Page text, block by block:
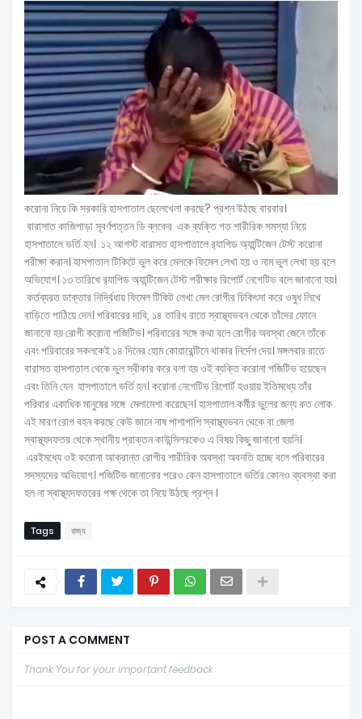
করোনা নিয়ে কি সরকারি হাসপাতাল ছেলেখেলা করছে? প্রশ্ন উঠছে বারবার।
বারাসাত কাজিপাড়া সূবর্ণপত্তন ডি ব্লকের এক ব্যক্তি গত শারীরিক সমস্যা নিয়ে
হাসপাতালে ভর্তি হন। ১২ আগস্ট বারাসত হাসপাতালে র‌্যাপিড অ্যান্টিজেন টেস্ট করোনা
পরীক্ষা করান। হাসপাতাল টিকিটে ভুল করে মেলকে ফিমেল লেখা হয় ও নাম ভুল লেখা হয় বলে
অভিযোগ। ১৩ তারিখে র‌্যাপিড অ্যান্টিজেন টেস্ট পরীক্ষার রিপোর্ট নেগেটিভ বলে জানানো হয়।
কর্তব্যরত ডাক্তার নির্দ্বিধায় ফিমেল টিকিট লেখা মেল রোগীর চিকিৎসা করে ওষুধ লিখে
বাড়িতে পাঠিয়ে দেন। পরিবারের দাবি, ১৪ তারিখ রাতে স্বাস্থ্যভবন থেকে তাঁদের ফোনে
জানানো হয় রোগী করোনা পজিটিভ। পরিবারের সঙ্গে কথা বলে রোগীর অবস্থা জেনে তাঁকে
এবং পরিবারের সকলকেই ১৪ দিনের হোম কোয়ারেন্টিনে থাকার নির্দেশ দেয়। মঙ্গলবার রাতে
বারাসত হাসপাতাল থেকে ভুল স্বীকার করে বলা হয় ওই ব্যক্তি করোনা পজিটিভ হয়েছেন
এবং তিনি যেন হাসপাতালে ভর্তি হন। করোনা নেগেটিভ রিপোর্ট হওয়ায় ইতিমধ্যে তাঁর
পরিবার একাধিক মানুষের সঙ্গে মেলামেশা করেছেন। হাসপাতাল কর্মীর ভুলের জন্য কত লোক
এই মারণ রোগ বহন করছে কেউ জানে নাষ পাশাপাশি স্বাস্থ্যভবন থেকে বা জেলা
স্বাস্থ্যদফতর থেকে স্থানীয় প্রাক্তন কাউন্সিলরকেও এ বিষয় কিছু জানানো হয়নি।
এরইমধ্যে ওই করোনা আক্রান্ত রোগীর শারীরিক অবস্থা অবনতি হচ্ছে বলে পরিবারের
সদস্যদের অভিযোগ। পজিটিভ জানানোর পরেও কেন হাসপাতালে ভর্তির কোনও ব্যবস্থা করা
হল না স্বাস্থ্যদফতরের পক্ষ থেকে তা নিয়ে উঠছে প্রশ্ন ।
Tags রাজ্য
POST A COMMENT
Thank You for your important feedback